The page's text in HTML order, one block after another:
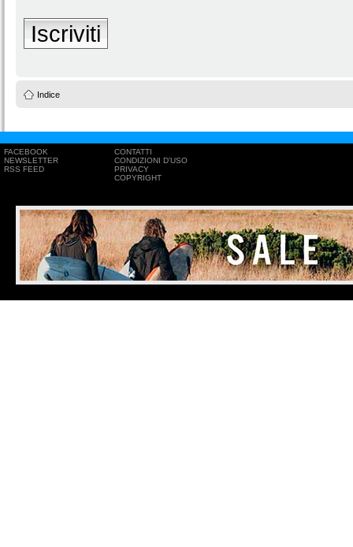
Iscriviti
Indice
FACEBOOK
NEWSLETTER
RSS FEED
CONTATTI
CONDIZIONI D'USO
PRIVACY
COPYRIGHT